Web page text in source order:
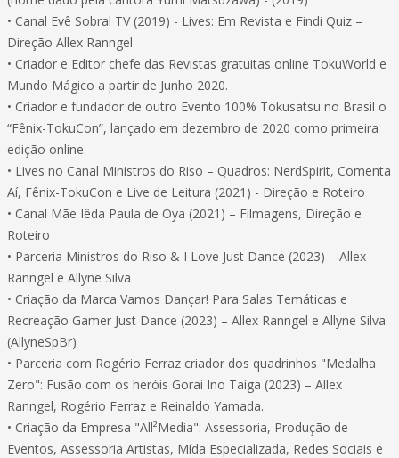
• Canal Evê Sobral TV (2019) - Lives: Em Revista e Findi Quiz –
Direção Allex Ranngel
• Criador e Editor chefe das Revistas gratuitas online TokuWorld e
Mundo Mágico a partir de Junho 2020.
• Criador e fundador de outro Evento 100% Tokusatsu no Brasil o
“Fênix-TokuCon”, lançado em dezembro de 2020 como primeira
edição online.
• Lives no Canal Ministros do Riso – Quadros: NerdSpirit, Comenta
Aí, Fênix-TokuCon e Live de Leitura (2021) - Direção e Roteiro
• Canal Mãe Iêda Paula de Oya (2021) – Filmagens, Direção e
Roteiro
• Parceria Ministros do Riso & I Love Just Dance (2023) – Allex
Ranngel e Allyne Silva
• Criação da Marca Vamos Dançar! Para Salas Temáticas e
Recreação Gamer Just Dance (2023) – Allex Ranngel e Allyne Silva
(AllyneSpBr)
• Parceria com Rogério Ferraz criador dos quadrinhos "Medalha
Zero": Fusão com os heróis Gorai Ino Taíga (2023) – Allex
Ranngel, Rogério Ferraz e Reinaldo Yamada.
• Criação da Empresa "All²Media": Assessoria, Produção de
Eventos, Assessoria Artistas, Mída Especializada, Redes Sociais e